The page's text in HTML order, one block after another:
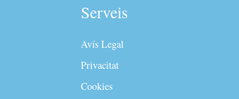
Serveis
Avís Legal
Privacitat
Cookies